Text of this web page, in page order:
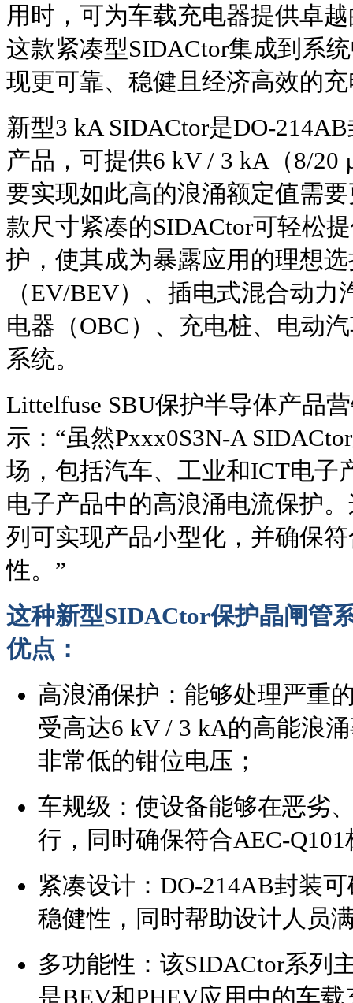
用时，可为车载充电器提供卓
这款紧凑型SIDACtor集成到系
现更可靠、稳健且经济高效的
新型3 kA SIDACtor是DO-
产品，可提供6 kV / 3 kA（8/20
要实现如此高的浪涌额定值需
款尺寸紧凑的SIDACtor可轻松
护，使其成为暴露应用的理想
（EV/BEV）、插电式混合动
电器（OBC）、充电桩、电动
系统。
Littelfuse SBU保护半导体产品
示：“虽然Pxxx0S3N-A
场，包括汽车、工业和ICT电子
电子产品中的高浪涌电流保护
列可实现产品小型化，并确保
性。”
这种新型SIDACtor保护晶闸管
优点：
高浪涌保护：能够处理严重
受高达6 kV / 3 kA的高能浪
非常低的钳位电压；
车规级：使设备能够在恶劣
行，同时确保符合AEC-Q101
紧凑设计：DO-214AB封装
稳健性，同时帮助设计人员
多功能性：该SIDACtor系列
是BEV和PHEV应用中的车